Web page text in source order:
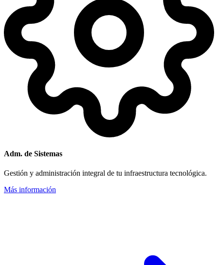
Adm. de Sistemas
Gestión y administración integral de tu infraestructura tecnológica.
Más información